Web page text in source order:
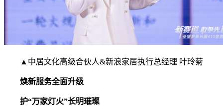
▲中居文化高级合伙人&新浪家居执行总经理 叶玲菊
焕新服务全面升级
护“万家灯火”长明璀璨